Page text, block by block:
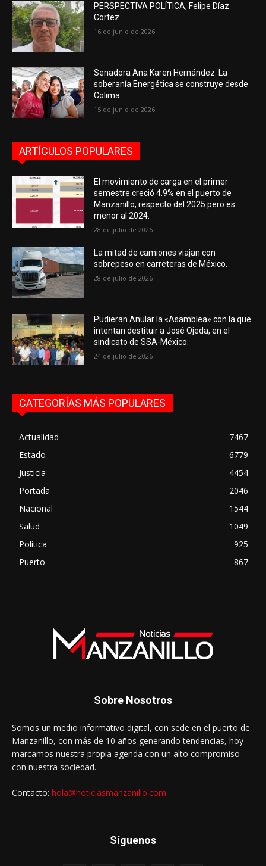
PERSPECTIVA POLÍTICA, Felipe Díaz
Cortez
16 de junio de 2026
Senadora Ana Karen Hernández: La
soberanía Energética se construye desde
Colima
15 de junio de 2026
ARTÍCULOS POPULARES
El movimiento de carga en el primer
semestre creció 4.9% en el puerto de
Manzanillo, respecto del 2025 pero es
menor al 2024.
28 de julio de 2026
La mitad de camiones viajan con
sobrepeso en carreteras de México.
28 de julio de 2026
Pudieran Anular la «Asamblea» con la que
intentan destituir a José Ojeda, en el
sindicato de SSA-México.
24 de julio de 2026
CATEGORÍAS MÁS POPULARES
Actualidad
7467
Estado
6779
Justicia
4454
Portada
2046
Nacional
1544
Salud
1049
Política
925
Puerto
867
Sobre Nosotros
Somos un medio informativo digital, con sede en el puerto de
Manzanillo, con más de 10 años generando tendencias, hoy
marcamos nuestra propia agenda con un alto compromiso
con nuestra sociedad.
Contacto: hola@noticiasmanzanillo.com
Síguenos